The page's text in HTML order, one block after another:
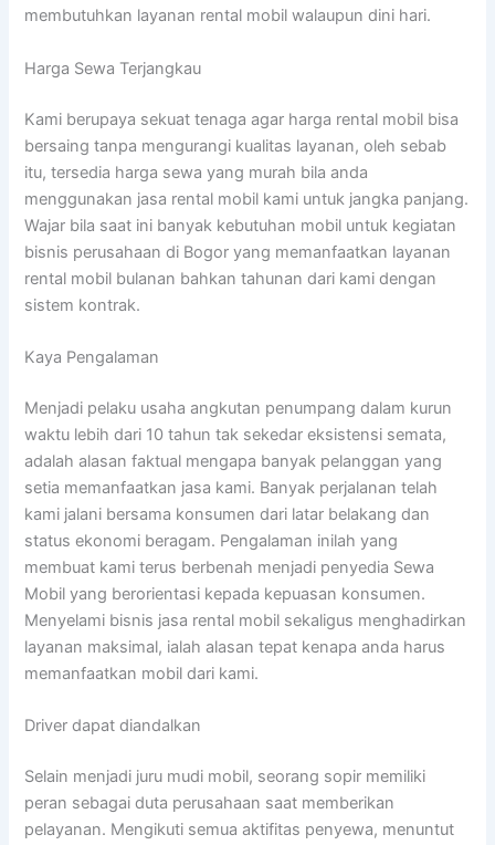
membutuhkan layanan rental mobil walaupun dini hari.
Harga Sewa Terjangkau
Kami berupaya sekuat tenaga agar harga rental mobil bisa
bersaing tanpa mengurangi kualitas layanan, oleh sebab
itu, tersedia harga sewa yang murah bila anda
menggunakan jasa rental mobil kami untuk jangka panjang.
Wajar bila saat ini banyak kebutuhan mobil untuk kegiatan
bisnis perusahaan di Bogor yang memanfaatkan layanan
rental mobil bulanan bahkan tahunan dari kami dengan
sistem kontrak.
Kaya Pengalaman
Menjadi pelaku usaha angkutan penumpang dalam kurun
waktu lebih dari 10 tahun tak sekedar eksistensi semata,
adalah alasan faktual mengapa banyak pelanggan yang
setia memanfaatkan jasa kami. Banyak perjalanan telah
kami jalani bersama konsumen dari latar belakang dan
status ekonomi beragam. Pengalaman inilah yang
membuat kami terus berbenah menjadi penyedia Sewa
Mobil yang berorientasi kepada kepuasan konsumen.
Menyelami bisnis jasa rental mobil sekaligus menghadirkan
layanan maksimal, ialah alasan tepat kenapa anda harus
memanfaatkan mobil dari kami.
Driver dapat diandalkan
Selain menjadi juru mudi mobil, seorang sopir memiliki
peran sebagai duta perusahaan saat memberikan
pelayanan. Mengikuti semua aktifitas penyewa, menuntut